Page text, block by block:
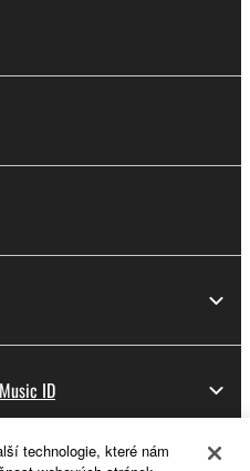
ID
technologie, které nám